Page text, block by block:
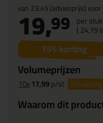
van23,45(adviesprijs) voor
19,99 per stuk
(24,19
15% korting
Volumeprijzen
10x17,99p/st 23%korting
Waarom dit